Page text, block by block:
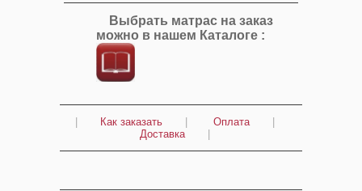
Выбрать матрас на заказ
можно в нашем Каталоге :
Как заказать Оплата
Доставка